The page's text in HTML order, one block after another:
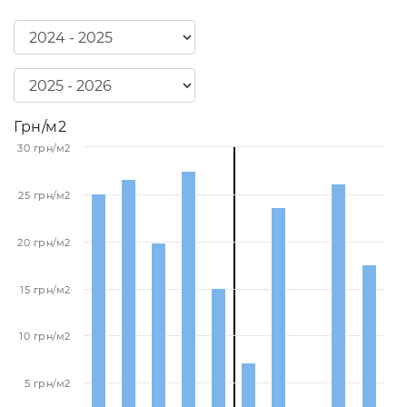
Грн/м2
5 грн/м2
10 грн/м2
15 грн/м2
20 грн/м2
25 грн/м2
30 грн/м2